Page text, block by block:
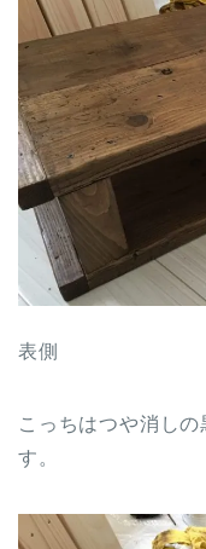
表側
こっちはつや消し
す。